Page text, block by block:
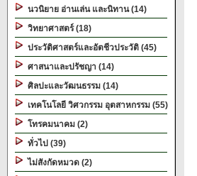
นวนิยาย อ่านเล่น และนิทาน (14)
วิทยาศาสตร์ (18)
ประวัติศาสตร์และอัตชีวประวัติ (45)
ศาสนาและปรัชญา (14)
ศิลปะและวัฒนธรรม (14)
เทคโนโลยี วิศวกรรม อุตสาหกรรม (55)
โทรคมนาคม (2)
ทั่วไป (39)
ไม่สังกัดหมวด (2)